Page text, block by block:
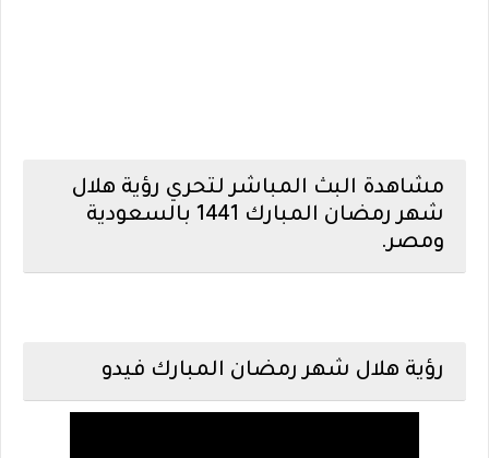
مشاهدة البث المباشر لتحري رؤية هلال
شهر رمضان المبارك 1441 بالسعودية
ومصر.
رؤية هلال شهر رمضان المبارك فيدو